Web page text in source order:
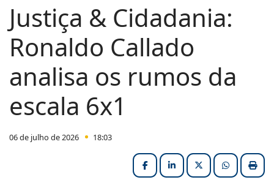
Justiça & Cidadania:
Ronaldo Callado
analisa os rumos da
escala 6x1
06 de julho de 2026 18:03
FacebookLinkedInX (formerly